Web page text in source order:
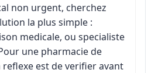
non urgent, cherchez
la plus simple :
medicale, ou specialiste
une pharmacie de
reflexe est de verifier avant